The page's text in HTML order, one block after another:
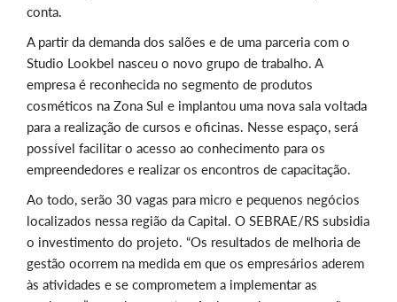
conta.
A partir da demanda dos salões e de uma parceria com o
Studio Lookbel nasceu o novo grupo de trabalho. A
empresa é reconhecida no segmento de produtos
cosméticos na Zona Sul e implantou uma nova sala voltada
para a realização de cursos e oficinas. Nesse espaço, será
possível facilitar o acesso ao conhecimento para os
empreendedores e realizar os encontros de capacitação.
Ao todo, serão 30 vagas para micro e pequenos negócios
localizados nessa região da Capital. O SEBRAE/RS subsidia
o investimento do projeto. “Os resultados de melhoria de
gestão ocorrem na medida em que os empresários aderem
às atividades e se comprometem a implementar as